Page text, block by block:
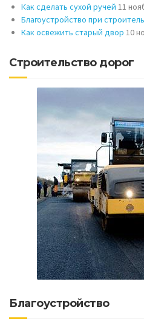
Как сделать сухой ручей 11
Благоустройство при
Как освежить старый двор 10
Строительство дорог
Благоустройство